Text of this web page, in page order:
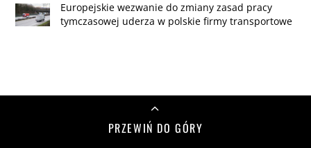
Europejskie wezwanie do zmiany zasad pracy
tymczasowej uderza w polskie firmy transportowe
PRZEWIŃ DO GÓRY